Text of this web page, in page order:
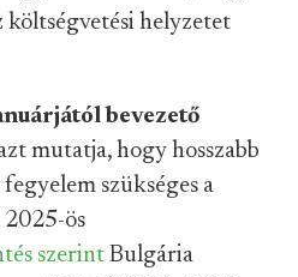
költségvetési helyzetet
bevezető
mutatja, hogy hosszabb
szükséges a
2025-ös
szerint Bulgária